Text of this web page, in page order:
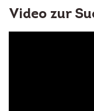
Video zur